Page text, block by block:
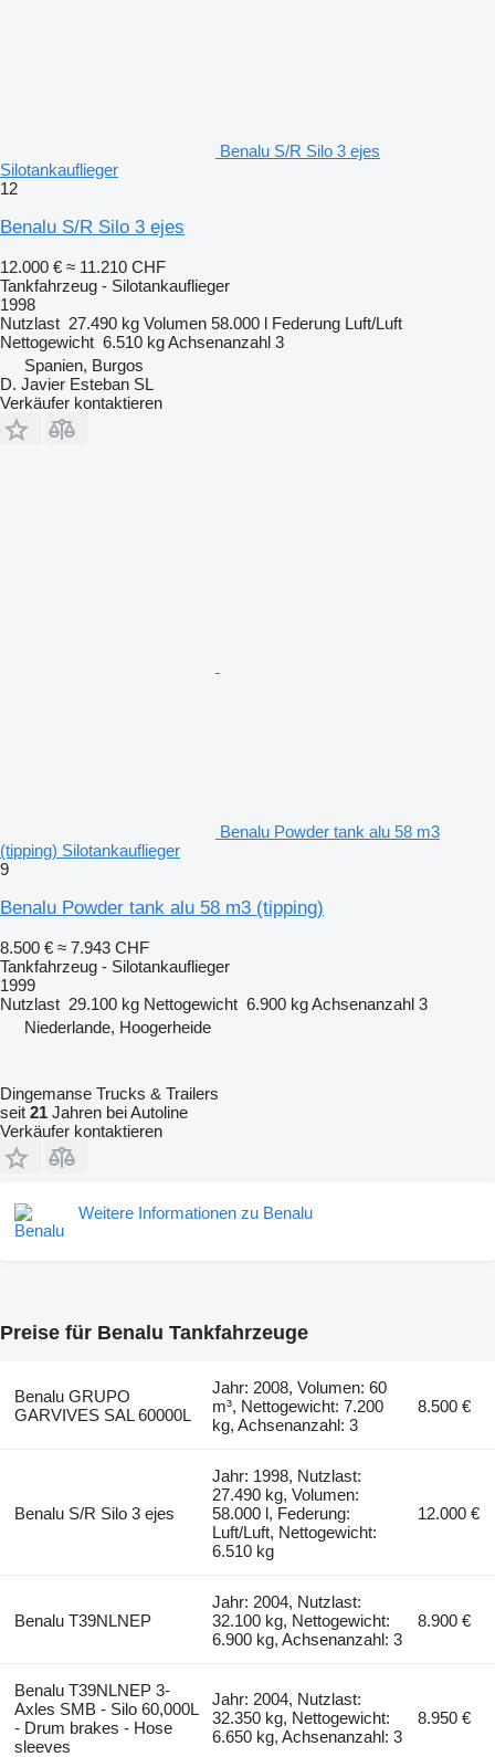
Benalu S/R Silo 3 ejes
Silotankauflieger
12
Benalu S/R Silo 3 ejes
12.000 € ≈ 11.210 CHF
Tankfahrzeug - Silotankauflieger
1998
Nutzlast 27.490 kg Volumen 58.000 l Federung Luft/Luft
Nettogewicht 6.510 kgAchsenanzahl 3
Spanien, Burgos
D. Javier Esteban SL
Verkäufer kontaktieren
Benalu Powder tank alu 58 m3
(tipping) Silotankauflieger
9
Benalu Powder tank alu 58 m3 (tipping)
8.500 € ≈ 7.943 CHF
Tankfahrzeug - Silotankauflieger
1999
Nutzlast 29.100 kg Nettogewicht 6.900 kgAchsenanzahl 3
Niederlande, Hoogerheide
Dingemanse Trucks & Trailers
seit 21 Jahren bei Autoline
Verkäufer kontaktieren
Weitere Informationen zu Benalu
Preise für Benalu Tankfahrzeuge
Benalu GRUPO
GARVIVES SAL 60000L
Jahr: 2008, Volumen: 60
m³, Nettogewicht: 7.200
kg, Achsenanzahl: 3
8.500 €
Benalu S/R Silo 3 ejes
Jahr: 1998, Nutzlast:
27.490 kg, Volumen:
58.000 l, Federung:
Luft/Luft, Nettogewicht:
6.510 kg
12.000 €
Benalu T39NLNEP
Jahr: 2004, Nutzlast:
32.100 kg, Nettogewicht:
6.900 kg, Achsenanzahl: 3
8.900 €
Benalu T39NLNEP 3-
Axles SMB - Silo 60,000L
- Drum brakes - Hose
sleeves
Jahr: 2004, Nutzlast:
32.350 kg, Nettogewicht:
6.650 kg, Achsenanzahl: 3
8.950 €